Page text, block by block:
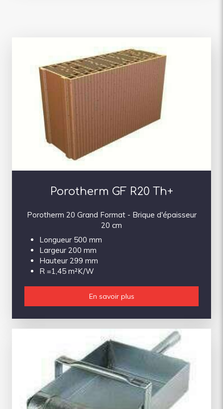
Porotherm GF R20 Th+
Porotherm 20 Grand Format - Brique d'épaisseur
20 cm
Longueur 500 mm
Largeur 200 mm
Hauteur 299 mm
R =1,45 m²K/W
En savoir plus